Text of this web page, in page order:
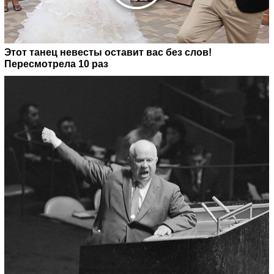
Этот танец невесты оставит вас без слов!
Пересмотрела 10 раз